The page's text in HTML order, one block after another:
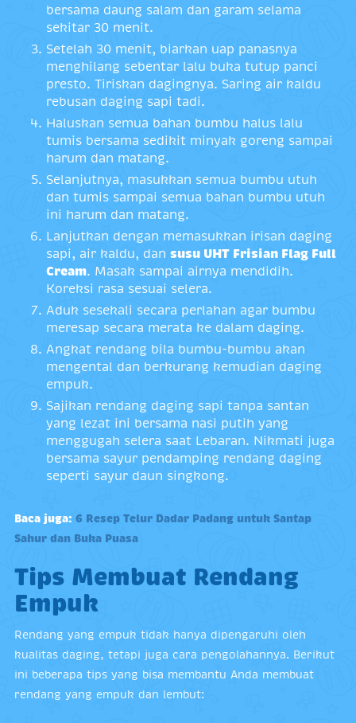
bersama daung salam dan garam selama
sekitar 30 menit.
Setelah 30 menit, biarkan uap panasnya
menghilang sebentar lalu buka tutup panci
presto. Tiriskan dagingnya. Saring air kaldu
rebusan daging sapi tadi.
Haluskan semua bahan bumbu halus lalu
tumis bersama sedikit minyak goreng sampai
harum dan matang.
Selanjutnya, masukkan semua bumbu utuh
dan tumis sampai semua bahan bumbu utuh
ini harum dan matang.
Lanjutkan dengan memasukkan irisan daging
sapi, air kaldu, dan susu UHT Frisian Flag Full
Cream. Masak sampai airnya mendidih.
Koreksi rasa sesuai selera.
Aduk sesekali secara perlahan agar bumbu
meresap secara merata ke dalam daging.
Angkat rendang bila bumbu-bumbu akan
mengental dan berkurang kemudian daging
empuk.
Sajikan rendang daging sapi tanpa santan
yang lezat ini bersama nasi putih yang
menggugah selera saat Lebaran. Nikmati juga
bersama sayur pendamping rendang daging
seperti sayur daun singkong.
Baca juga: 6 Resep Telur Dadar Padang untuk Santap
Sahur dan Buka Puasa
Tips Membuat Rendang
Empuk
Rendang yang empuk tidak hanya dipengaruhi oleh
kualitas daging, tetapi juga cara pengolahannya. Berikut
ini beberapa tips yang bisa membantu Anda membuat
rendang yang empuk dan lembut: